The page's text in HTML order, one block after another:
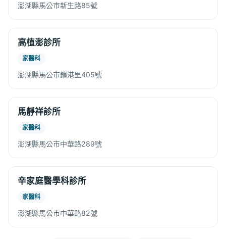
澎湖縣馬公市新生路85號
高植澎診所
家醫科
澎湖縣馬公市鎖港里405號
馬靜祥診所
家醫科
澎湖縣馬公市中華路289號
辛家庭醫學科診所
家醫科
澎湖縣馬公市中華路82號